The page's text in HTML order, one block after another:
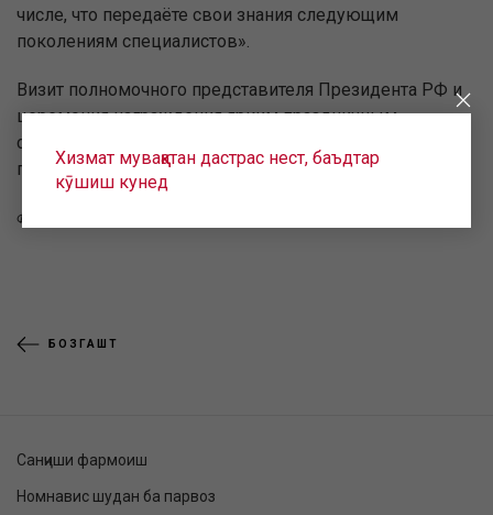
числе, что передаёте свои знания следующим
поколениям специалистов».
Визит полномочного представителя Президента РФ и
церемония награждения ярким праздничным
событием для коллектива «Уральских авиалиний»,
подчеркнув важность их труда.
Фото: аппарат полпреда в УрФО
БОЗГАШТ
Хизмат муваққатан дастрас нест, баъдтар
кӯшиш кунед
Санҷиши фармоиш
Номнавис шудан ба парвоз